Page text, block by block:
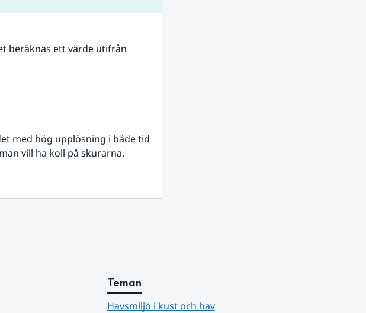
beräknas ett värde utifrån
med hög upplösning i både tid
vill ha koll på skurarna.
Teman
Havsmiljö i kust och hav